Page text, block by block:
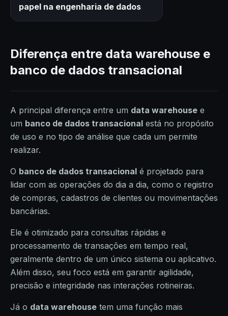
papel na engenharia de dados
Diferença entre data warehouse e
banco de dados transacional
A principal diferença entre um data warehouse e
um banco de dados transacional está no propósito
de uso e no tipo de análise que cada um permite
realizar.
O banco de dados transacional é projetado para
lidar com as operações do dia a dia, como o registro
de compras, cadastros de clientes ou movimentações
bancárias.
Ele é otimizado para consultas rápidas e
processamento de transações em tempo real,
geralmente dentro de um único sistema ou aplicativo.
Além disso, seu foco está em garantir agilidade,
precisão e integridade nas interações rotineiras.
Já o data warehouse tem uma função mais